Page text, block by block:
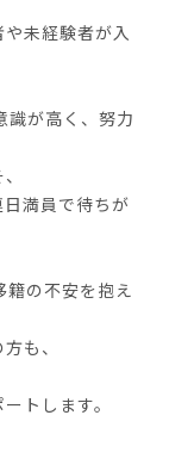
未経験者が入
識が高く、努力
満員で待ちが
の不安を抱え
も、
トします。